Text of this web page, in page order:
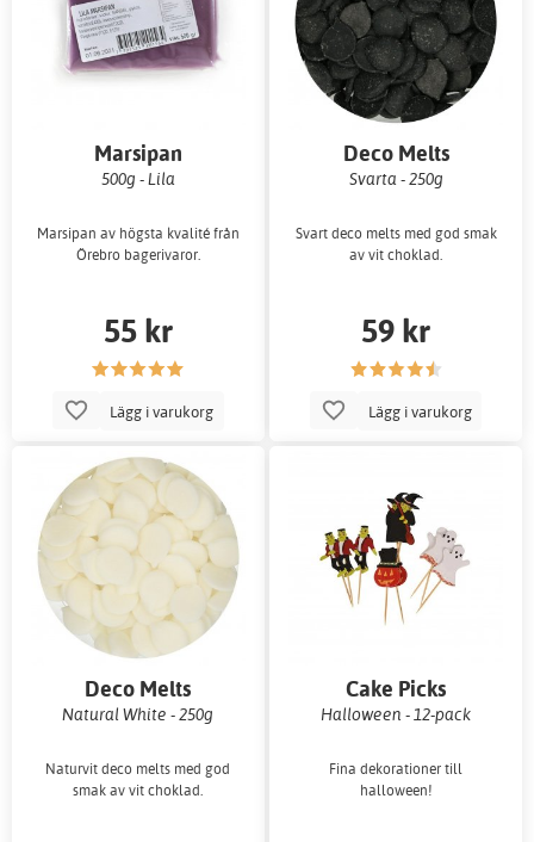
Marsipan
500g - Lila
Marsipan av högsta kvalité från
Örebro bagerivaror.
55 kr
Lägg i varukorg
Deco Melts
Svarta - 250g
Svart deco melts med god smak
av vit choklad.
59 kr
Lägg i varukorg
Deco Melts
Natural White - 250g
Naturvit deco melts med god
smak av vit choklad.
Cake Picks
Halloween - 12-pack
Fina dekorationer till
halloween!